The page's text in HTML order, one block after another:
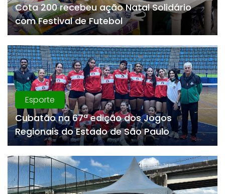
Cota 200 recebeu ação Natal Solidário
com Festival de Futebol
Esporte
Cubatão na 67ª edição dos Jogos
Regionais do Estado de São Paulo